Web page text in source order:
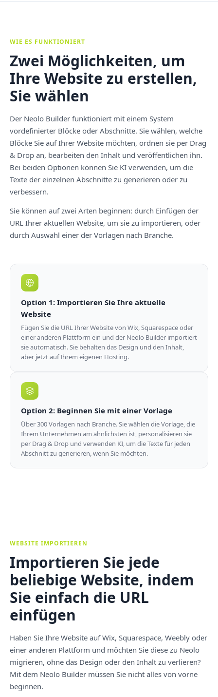
WIE ES FUNKTIONIERT
Zwei Möglichkeiten, um
Ihre Website zu erstellen,
Sie wählen
Der Neolo Builder funktioniert mit einem System
vordefinierter Blöcke oder Abschnitte. Sie wählen, welche
Blöcke Sie auf Ihrer Website möchten, ordnen sie per Drag
& Drop an, bearbeiten den Inhalt und veröffentlichen ihn.
Bei beiden Optionen können Sie KI verwenden, um die
Texte der einzelnen Abschnitte zu generieren oder zu
verbessern.
Sie können auf zwei Arten beginnen: durch Einfügen der
URL Ihrer aktuellen Website, um sie zu importieren, oder
durch Auswahl einer der Vorlagen nach Branche.
Option 1: Importieren Sie Ihre aktuelle
Website
Fügen Sie die URL Ihrer Website von Wix, Squarespace oder
einer anderen Plattform ein und der Neolo Builder importiert
sie automatisch. Sie behalten das Design und den Inhalt,
aber jetzt auf Ihrem eigenen Hosting.
Option 2: Beginnen Sie mit einer Vorlage
Über 300 Vorlagen nach Branche. Sie wählen die Vorlage, die
Ihrem Unternehmen am ähnlichsten ist, personalisieren sie
per Drag & Drop und verwenden KI, um die Texte für jeden
Abschnitt zu generieren, wenn Sie möchten.
WEBSITE IMPORTIEREN
Importieren Sie jede
beliebige Website, indem
Sie einfach die URL
einfügen
Haben Sie Ihre Website auf Wix, Squarespace, Weebly oder
einer anderen Plattform und möchten Sie diese zu Neolo
migrieren, ohne das Design oder den Inhalt zu verlieren?
Mit dem Neolo Builder müssen Sie nicht alles von vorne
beginnen.